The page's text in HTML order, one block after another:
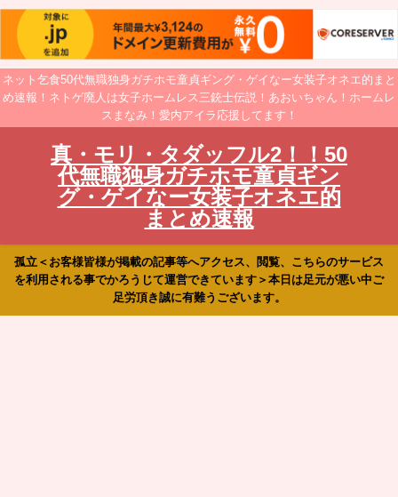
ネット乞食50代無職独身ガチホモ童貞ギング・ゲイなー女装子オネエ的まと
め速報！ネトゲ廃人は女子ホームレス三銃士伝説！あおいちゃん！ホームレ
スまなみ！愛内アイラ応援してます！
真・モリ・タダッフル2！！50
代無職独身ガチホモ童貞ギン
グ・ゲイなー女装子オネエ的
まとめ速報
孤立＜お客様皆様が掲載の記事等へアクセス、閲覧、こちらのサービス
を利用される事でかろうじて運営できています＞本日は足元が悪い中ご
足労頂き誠に有難うございます。